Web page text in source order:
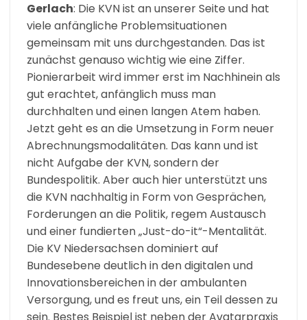
Gerlach: Die KVN ist an unserer Seite und hat
viele anfängliche Problemsituationen
gemeinsam mit uns durchgestanden. Das ist
zunächst genauso wichtig wie eine Ziffer.
Pionierarbeit wird immer erst im Nachhinein als
gut erachtet, anfänglich muss man
durchhalten und einen langen Atem haben.
Jetzt geht es an die Umsetzung in Form neuer
Abrechnungsmodalitäten. Das kann und ist
nicht Aufgabe der KVN, sondern der
Bundespolitik. Aber auch hier unterstützt uns
die KVN nachhaltig in Form von Gesprächen,
Forderungen an die Politik, regem Austausch
und einer fundierten „Just-do-it“-Mentalität.
Die KV Niedersachsen dominiert auf
Bundesebene deutlich in den digitalen und
Innovationsbereichen in der ambulanten
Versorgung, und es freut uns, ein Teil dessen zu